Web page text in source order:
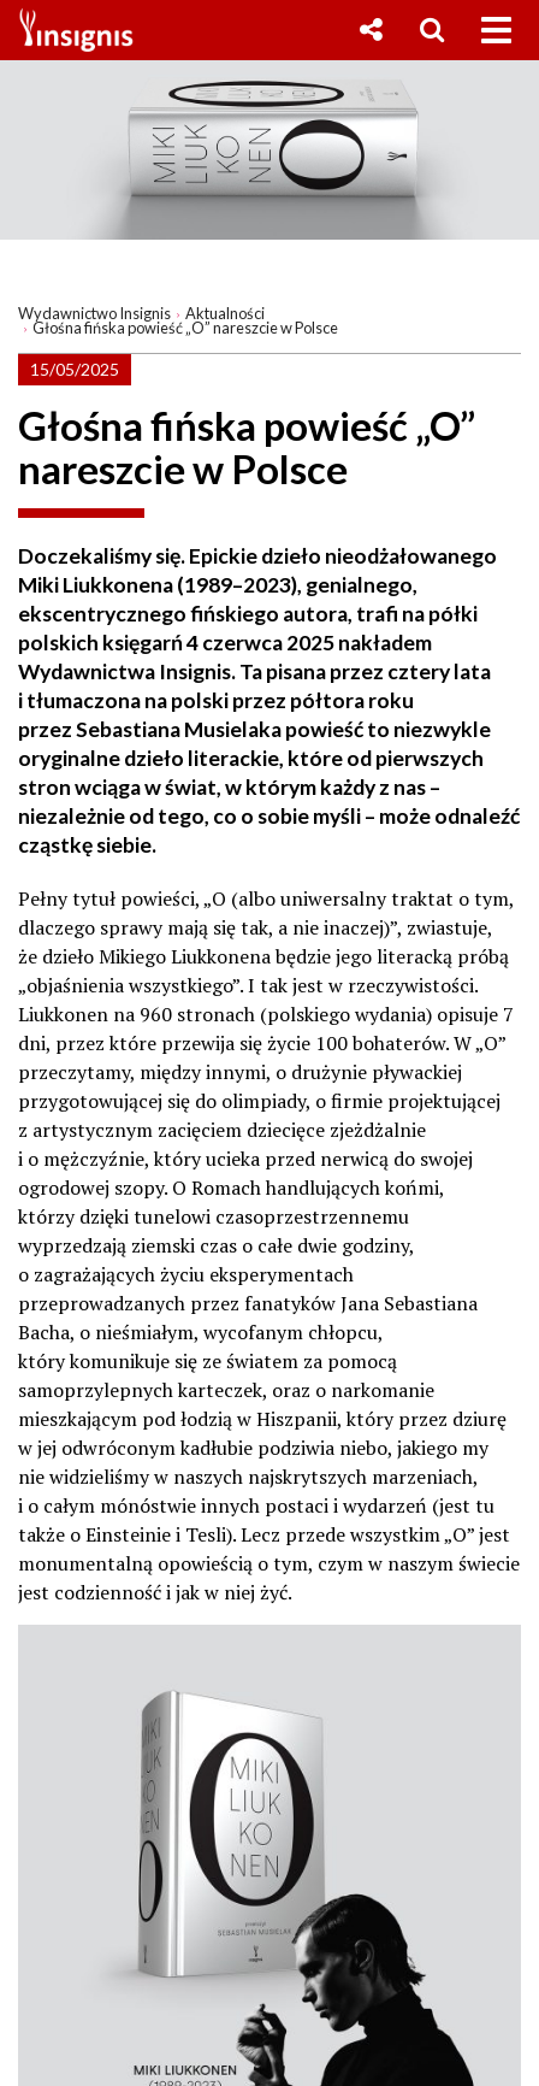
Wydawnictwo Insignis Aktualności
Głośna fińska powieść „O” nareszcie w Polsce
15/05/2025
Głośna fińska powieść „O”
nareszcie w Polsce
Doczekaliśmy się. Epickie dzieło nieodżałowanego
Miki Liukkonena (1989–2023), genialnego,
ekscentrycznego fińskiego autora, trafi na półki
polskich księgarń 4 czerwca 2025 nakładem
Wydawnictwa Insignis. Ta pisana przez cztery lata
i tłumaczona na polski przez półtora roku
przez Sebastiana Musielaka powieść to niezwykle
oryginalne dzieło literackie, które od pierwszych
stron wciąga w świat, w którym każdy z nas –
niezależnie od tego, co o sobie myśli – może odnaleźć
cząstkę siebie.
Pełny tytuł powieści, „O (albo uniwersalny traktat o tym,
dlaczego sprawy mają się tak, a nie inaczej)”, zwiastuje,
że dzieło Mikiego Liukkonena będzie jego literacką próbą
„objaśnienia wszystkiego”. I tak jest w rzeczywistości.
Liukkonen na 960 stronach (polskiego wydania) opisuje 7
dni, przez które przewija się życie 100 bohaterów. W „O”
przeczytamy, między innymi, o drużynie pływackiej
przygotowującej się do olimpiady, o firmie projektującej
z artystycznym zacięciem dziecięce zjeżdżalnie
i o mężczyźnie, który ucieka przed nerwicą do swojej
ogrodowej szopy. O Romach handlujących końmi,
którzy dzięki tunelowi czasoprzestrzennemu
wyprzedzają ziemski czas o całe dwie godziny,
o zagrażających życiu eksperymentach
przeprowadzanych przez fanatyków Jana Sebastiana
Bacha, o nieśmiałym, wycofanym chłopcu,
który komunikuje się ze światem za pomocą
samoprzylepnych karteczek, oraz o narkomanie
mieszkającym pod łodzią w Hiszpanii, który przez dziurę
w jej odwróconym kadłubie podziwia niebo, jakiego my
nie widzieliśmy w naszych najskrytszych marzeniach,
i o całym mónóstwie innych postaci i wydarzeń (jest tu
także o Einsteinie i Tesli). Lecz przede wszystkim „O” jest
monumentalną opowieścią o tym, czym w naszym świecie
jest codzienność i jak w niej żyć.